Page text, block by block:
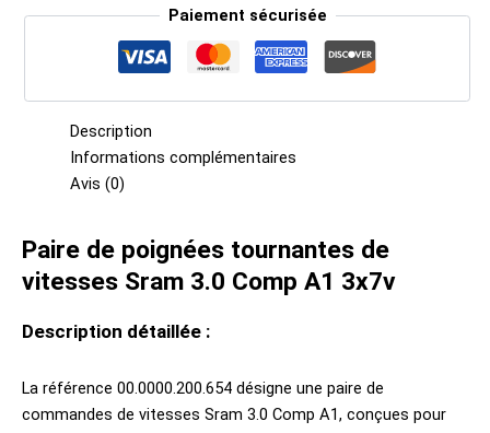
Paiement sécurisée
Description
Informations complémentaires
Avis (0)
Paire de poignées tournantes de
vitesses Sram 3.0 Comp A1 3x7v
Description détaillée :
La référence 00.0000.200.654 désigne une paire de
commandes de vitesses Sram 3.0 Comp A1, conçues pour